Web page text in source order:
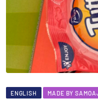
ENGLISH MADE BY